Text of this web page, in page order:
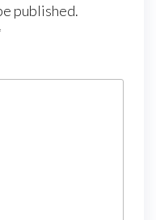
published.